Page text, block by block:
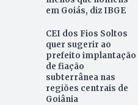
em Goiás, diz IBGE
CEI dos Fios Soltos
quer sugerir ao
prefeito implantação
de fiação
subterrânea nas
regiões centrais de
Goiânia